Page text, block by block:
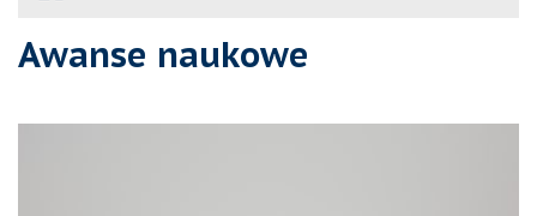
Awanse naukowe